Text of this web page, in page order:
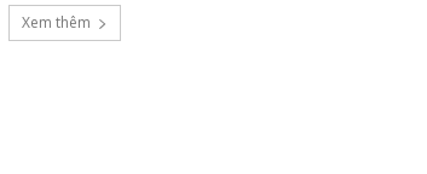
Xem thêm